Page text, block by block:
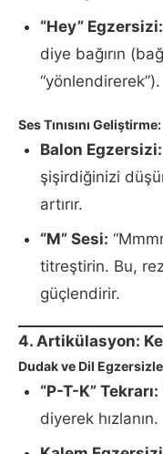
“Hey” Egzersizi:
diye bağırın
“yönlendirerek”).
Ses Tınısını Geliştirme:
Balon Egzersizi:
şişirdiğinizi
artırır.
“M” Sesi:
titreştirin. Bu,
güçlendirir.
4. Artikülasyon:
Dudak ve Dil
“P-T-K” Tekrarı:
diyerek hızlanın.